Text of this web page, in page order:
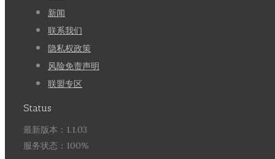
新闻
联系我们
隐私权政策
风险免责声明
联盟专区
Status
最新版本：1.1.03
服务状态：100%